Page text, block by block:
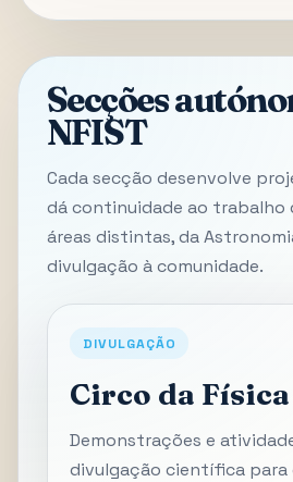
Secções
NFIST
Cada secção desenvolve
dá continuidade ao trabalho
áreas distintas, da
divulgação à comunidade.
DIVULGAÇÃO
Circo da Física
Demonstrações e
divulgação científica para